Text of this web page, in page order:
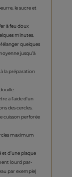
le sucre et
à feu doux
minutes.
quelques
jusqu’à
la préparation
à l’aide d’un
des cercles.
cuisson perforée
maximum
et d’une plaque
lourd par-
par exemple)